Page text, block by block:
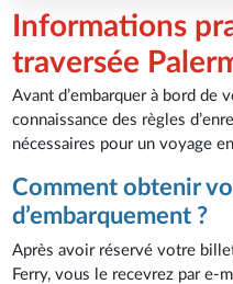
Informations
traversée
Avant d’embarquer à bord de
connaissance des règles
nécessaires pour un voyage
Comment obtenir
d’embarquement ?
Après avoir réservé votre
Ferry, vous le recevrez par e-